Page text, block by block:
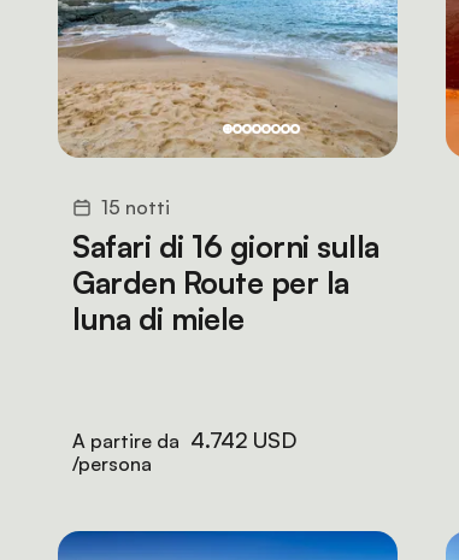
15 notti
Safari di 16 giorni sulla
Garden Route per la
luna di miele
A partire da 4.742 USD
/persona